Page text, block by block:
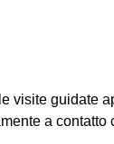
visite guidate
a